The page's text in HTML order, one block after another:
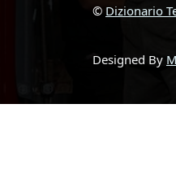
© Dizionario
Designed By